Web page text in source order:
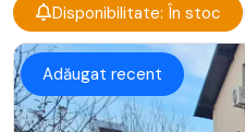
Disponibilitate: În stoc
Adăugat recent